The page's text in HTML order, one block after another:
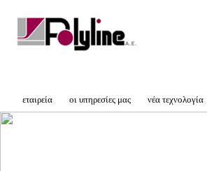
εταιρεία οι υπηρεσίες μας νέα τεχνολογία